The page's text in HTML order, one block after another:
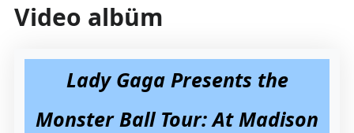
Video albüm
Lady Gaga Presents the
Monster Ball Tour: At Madison